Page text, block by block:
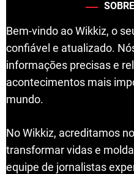
Bem-vindo ao Wikkiz, o
confiável e atualizado.
informações precisas e
acontecimentos mais
mundo.
No Wikkiz, acreditamos
transformar vidas e
equipe de jornalistas